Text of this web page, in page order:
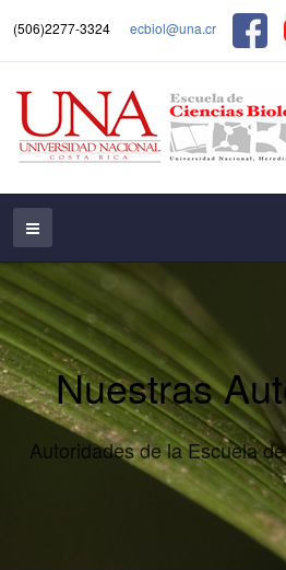
(506)2277-3324 ecbiol@una.cr
Nuestras
Autoridades de la Escuela